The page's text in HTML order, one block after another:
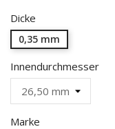
Dicke
0,35 mm
Innendurchmesser
Marke